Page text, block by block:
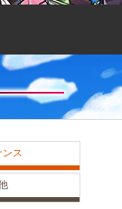
ンス